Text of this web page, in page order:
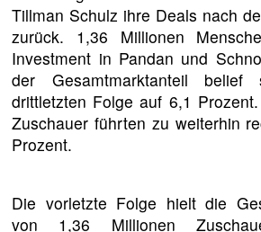
Tillman Schulz ihre Deals nach
zurück. 1,36 Millionen
Investment in Pandan und
der Gesamtmarktanteil
drittletzten Folge auf 6,1
Zuschauer führten zu weiterhin
Prozent.
Die vorletzte Folge hielt die
von 1,36 Millionen